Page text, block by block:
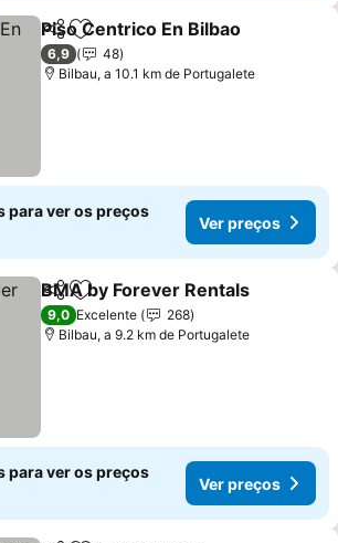
PartilharAdicionar aos favoritos
Piso Centrico En Bilbao
6,9
48
Bilbau, a 10.1 km de Portugalete
para ver os preços
Ver preços
PartilharAdicionar aos favoritos
BMA by Forever Rentals
9,0 Excelente
268
Bilbau, a 9.2 km de Portugalete
para ver os preços
Ver preços